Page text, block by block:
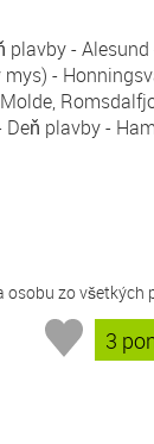
plavby -
-
plavby -
osobu zo všetkých
3